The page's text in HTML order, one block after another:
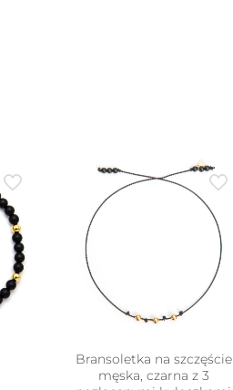
Bransoletka na szczęście
męska, czarna z 3